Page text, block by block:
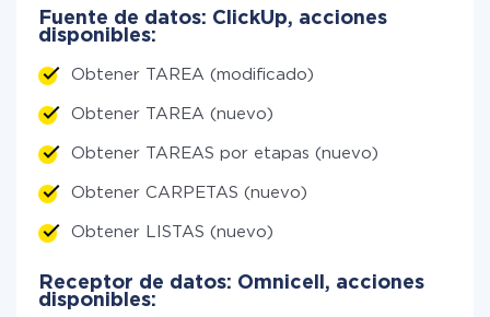
Fuente de datos: ClickUp, acciones
disponibles:
Obtener TAREA (modificado)
Obtener TAREA (nuevo)
Obtener TAREAS por etapas (nuevo)
Obtener CARPETAS (nuevo)
Obtener LISTAS (nuevo)
Receptor de datos: Omnicell, acciones
disponibles: